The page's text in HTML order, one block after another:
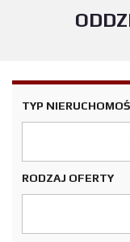
TYP
RODZAJ OFERTY